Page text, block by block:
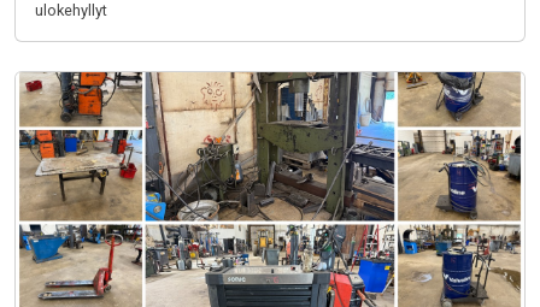
ulokehyllyt